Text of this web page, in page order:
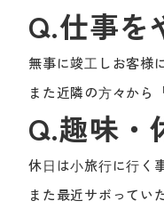
Q.仕事を
無事に竣⼯しお客様
また近隣の⽅々から
Q.趣味・
休⽇は⼩旅⾏に⾏く
また最近サボってい